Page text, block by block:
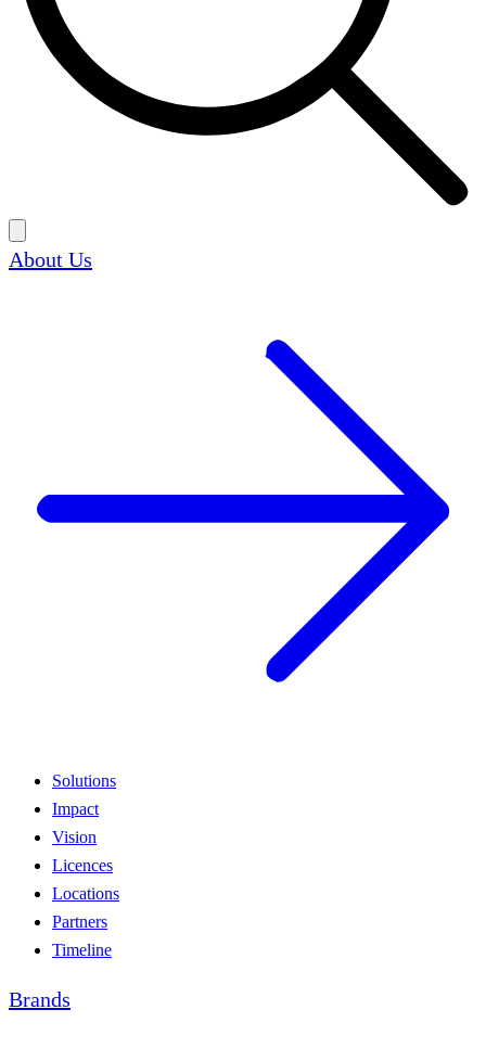
About Us
Solutions
Impact
Vision
Licences
Locations
Partners
Timeline
Brands